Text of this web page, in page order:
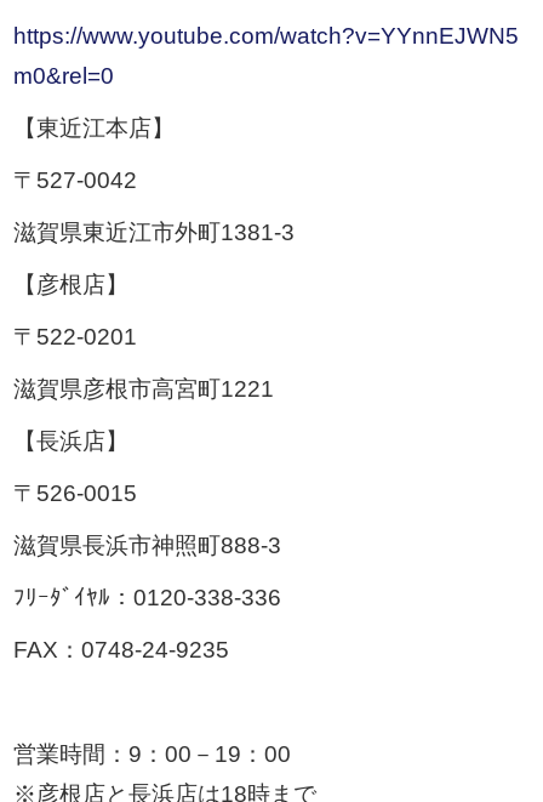
https://www.youtube.com/watch?v=YYnnEJWN5
m0&rel=0
【東近江本店】
〒527-0042
滋賀県東近江市外町1381-3
【彦根店】
〒522-0201
滋賀県彦根市高宮町1221
【長浜店】
〒526-0015
滋賀県長浜市神照町888-3
ﾌﾘｰﾀﾞｲﾔﾙ：0120-338-336
FAX：0748-24-9235
営業時間：9：00－19：00
※彦根店と長浜店は18時まで